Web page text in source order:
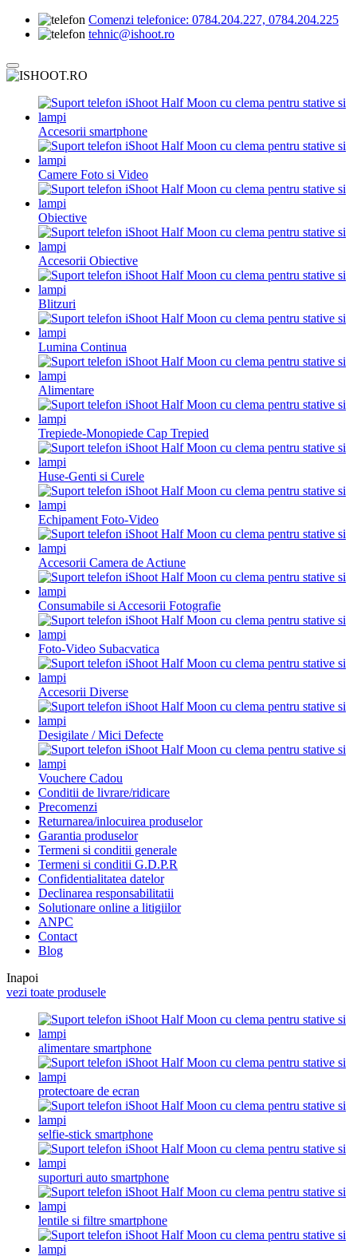
Comenzi telefonice: 0784.204.227, 0784.204.225
tehnic@ishoot.ro
Accesorii smartphone
Camere Foto si Video
Obiective
Accesorii Obiective
Blitzuri
Lumina Continua
Alimentare
Trepiede-Monopiede Cap Trepied
Huse-Genti si Curele
Echipament Foto-Video
Accesorii Camera de Actiune
Consumabile si Accesorii Fotografie
Foto-Video Subacvatica
Accesorii Diverse
Desigilate / Mici Defecte
Vouchere Cadou
Conditii de livrare/ridicare
Precomenzi
Returnarea/inlocuirea produselor
Garantia produselor
Termeni si conditii generale
Termeni si conditii G.D.P.R
Confidentialitatea datelor
Declinarea responsabilitatii
Solutionare online a litigiilor
ANPC
Contact
Blog
Inapoi
vezi toate produsele
alimentare smartphone
protectoare de ecran
selfie-stick smartphone
suporturi auto smartphone
lentile si filtre smartphone